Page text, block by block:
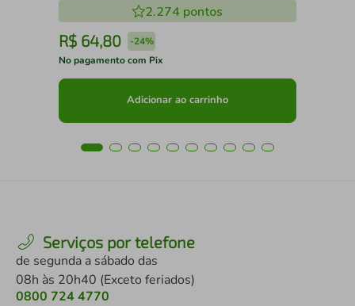
2.274 pontos
R$ 64,80 -24%
No pagamento com Pix
Adicionar ao carrinho
Serviços por telefone
de segunda a sábado das
08h às 20h40 (Exceto feriados)
0800 724 4770